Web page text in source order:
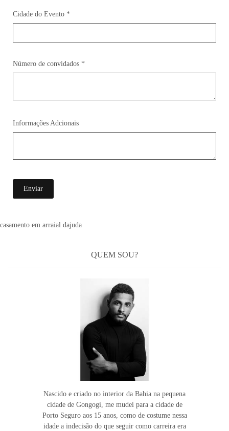
Cidade do Evento *
Número de convidados *
Informações Adcionais
Enviar
QUEM SOU?
Nascido e criado no interior da Bahia na pequena
cidade de Gongogi, me mudei para a cidade de
Porto Seguro aos 15 anos, como de costume nessa
idade a indecisão do que seguir como carreira era
casamento em arraial dajuda